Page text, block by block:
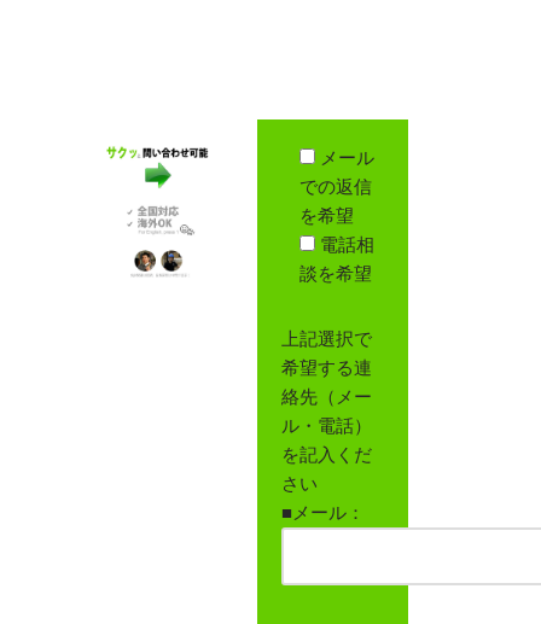
メール
での返信
を希望
電話相
談を希望
上記選択で
希望する連
絡先（メー
ル・電話）
を記入くだ
さい
■メール：